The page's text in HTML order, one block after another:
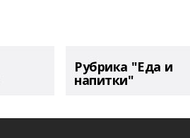
Рубрика "Еда и
напитки"